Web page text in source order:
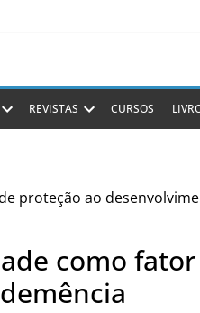
REVISTAS CURSOS
como